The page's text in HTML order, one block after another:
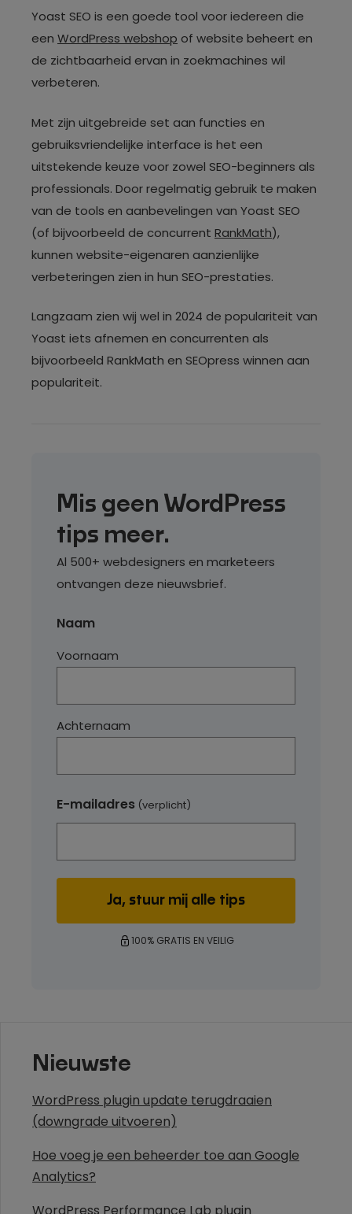
Yoast SEO is een goede tool voor iedereen die
een WordPress webshop of website beheert en
de zichtbaarheid ervan in zoekmachines wil
verbeteren.
Met zijn uitgebreide set aan functies en
gebruiksvriendelijke interface is het een
uitstekende keuze voor zowel SEO-beginners als
professionals. Door regelmatig gebruik te maken
van de tools en aanbevelingen van Yoast SEO
(of bijvoorbeeld de concurrent RankMath),
kunnen website-eigenaren aanzienlijke
verbeteringen zien in hun SEO-prestaties.
Langzaam zien wij wel in 2024 de populariteit van
Yoast iets afnemen en concurrenten als
bijvoorbeeld RankMath en SEOpress winnen aan
populariteit.
Mis geen WordPress
tips meer.
Al 500+ webdesigners en marketeers
ontvangen deze nieuwsbrief.
Naam
Voornaam
Achternaam
E-mailadres (verplicht)
100% GRATIS EN VEILIG
Nieuwste
WordPress plugin update terugdraaien
(downgrade uitvoeren)
Hoe voeg je een beheerder toe aan Google
Analytics?